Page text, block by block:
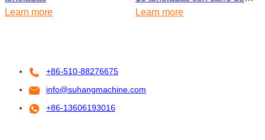
Learn more
carga
Learn more
+86-510-88276675
info@suhangmachine.com
+86-13606193016